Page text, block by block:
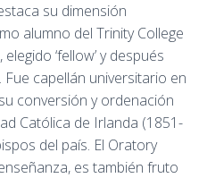
su dimensión
alumno del Trinity College
‘fellow’ y después
capellán universitario en
conversión y ordenación
Católica de Irlanda (1851-
del país. El Oratory
es también fruto